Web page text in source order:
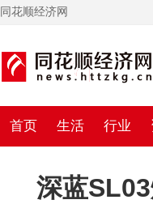
同花顺经济网
首页 生活 行业
深蓝